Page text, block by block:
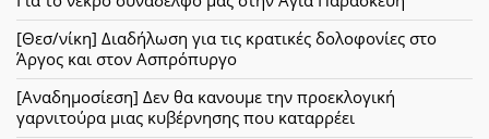
[Θεσ/νίκη] Διαδήλωση για τις κρατικές δολοφονίες στο
Άργος και στον Ασπρόπυργο
[Αναδημοσίεση] Δεν θα κανουμε την προεκλογική
γαρνιτούρα μιας κυβέρνησης που καταρρέει